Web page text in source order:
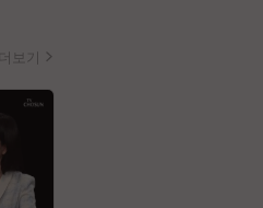
더보기